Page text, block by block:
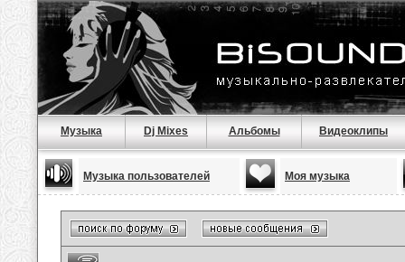
Музыка Dj Mixes Альбомы Видеоклипы
Музыка пользователей Моя музыка